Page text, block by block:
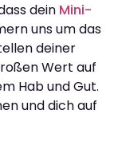
dein Mini-
uns um das
deiner
Wert auf
Hab und Gut.
und dich auf